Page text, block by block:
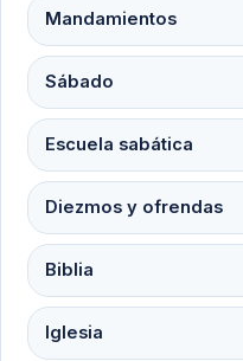
Mandamientos
Sábado
Escuela sabática
Diezmos y ofrendas
Biblia
Iglesia